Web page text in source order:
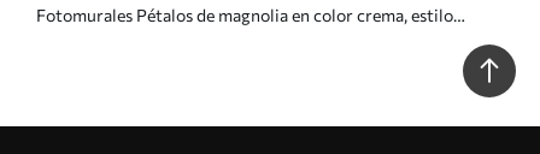
Fotomurales Pétalos de magnolia en color crema, estilo